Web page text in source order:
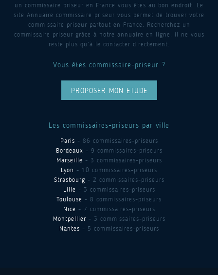
un commissaire priseur en France vous êtes au bon endroit. Le
site Annuaire commissaire priseur vous permet de trouver votre
commissaire priseur partout en France. Recherchez un
commissaire priseur grâce à notre annuaire en ligne, il ne vous
reste plus qu’à le contacter directement.
Vous êtes commissaire-priseur ?
PROPOSER MON ETUDE
Les commissaires-priseurs par ville
Paris - 86 commissaires-priseurs
Bordeaux - 9 commissaires-priseurs
Marseille - 3 commissaires-priseurs
Lyon - 10 commissaires-priseurs
Strasbourg - 2 commissaires-priseurs
Lille - 3 commissaires-priseurs
Toulouse - 8 commissaires-priseurs
Nice - 7 commissaires-priseurs
Montpellier - 3 commissaires-priseurs
Nantes - 5 commissaires-priseurs